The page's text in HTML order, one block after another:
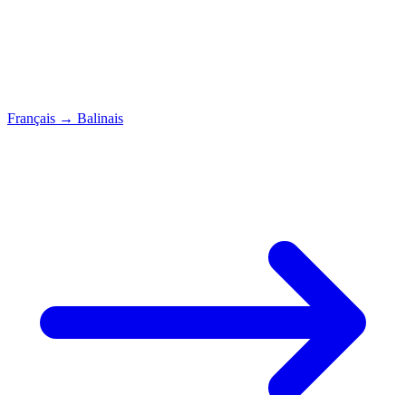
Français → Balinais